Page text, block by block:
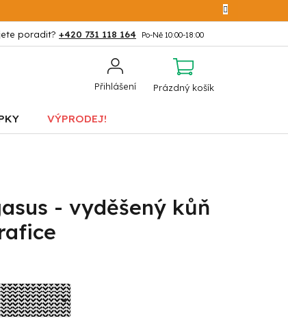
+420 731 118 164
Přihlášení
NÁKUPNÍ
Prázdný košík
VÝPRODEJ!
- vyděšený kůň